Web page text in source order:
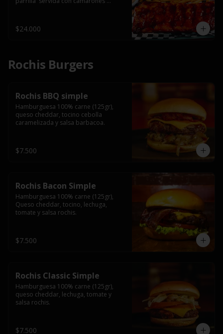
$24.000
Rochis Burgers
Rochis BBQ simple
Hamburguesa 100% carne (125gr),
queso cheddar, tocino cebolla
caramelizada y salsa barbacoa.
$7.500
Rochis Bacon Simple
Hamburguesa 100% carne (125gr),
Queso cheddar, tocino, lechuga,
tomate y salsa rochis.
$7.500
Rochis Classic Simple
Hamburguesa 100% carne (125gr),
queso cheddar, lechuga, tomate y
salsa rochis.
$7.500